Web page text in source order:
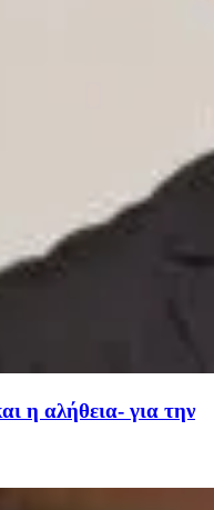
η αλήθεια- για την